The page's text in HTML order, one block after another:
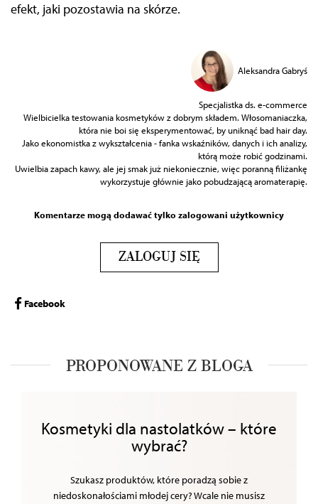
efekt, jaki pozostawia na skórze.
Aleksandra Gabryś
Specjalistka ds. e-commerce
Wielbicielka testowania kosmetyków z dobrym składem. Włosomaniaczka,
która nie boi się eksperymentować, by uniknąć bad hair day.
Jako ekonomistka z wykształcenia - fanka wskaźników, danych i ich analizy,
którą może robić godzinami.
Uwielbia zapach kawy, ale jej smak już niekoniecznie, więc poranną filiżankę
wykorzystuje głównie jako pobudzającą aromaterapię.
Komentarze mogą dodawać tylko zalogowani użytkownicy
ZALOGUJ SIĘ
Facebook
PROPONOWANE Z BLOGA
Kosmetyki dla nastolatków – które
wybrać?
Szukasz produktów, które poradzą sobie z
niedoskonałościami młodej cery? Wcale nie musisz